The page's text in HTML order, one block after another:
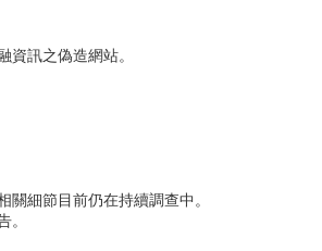
訊之偽造網站。
細節目前仍在持續調查中。
。